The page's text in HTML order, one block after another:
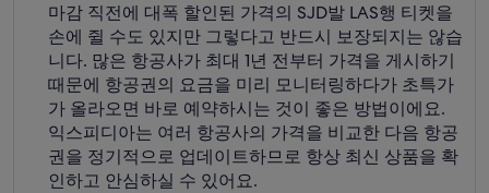
마감 직전에 대폭 할인된 가격의 SJD발 LAS행 티켓을
손에 쥘 수도 있지만 그렇다고 반드시 보장되지는 않습
니다. 많은 항공사가 최대 1년 전부터 가격을 게시하기
때문에 항공권의 요금을 미리 모니터링하다가 초특가
가 올라오면 바로 예약하시는 것이 좋은 방법이에요.
익스피디아는 여러 항공사의 가격을 비교한 다음 항공
권을 정기적으로 업데이트하므로 항상 최신 상품을 확
인하고 안심하실 수 있어요.